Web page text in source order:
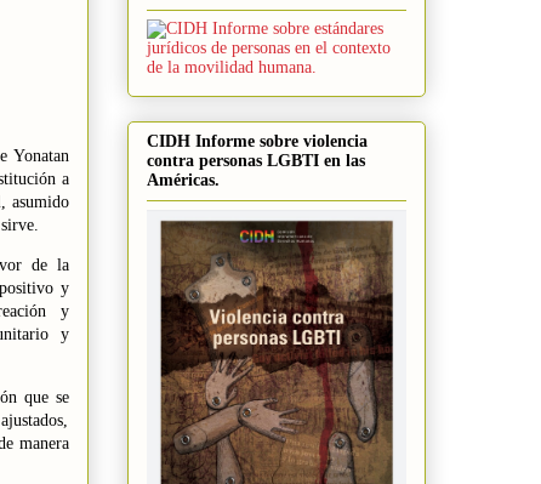
Yonatan
a
asumido
de la
y
y
y
que se
manera
CIDH Informe sobre violencia
contra personas LGBTI en las
Américas.